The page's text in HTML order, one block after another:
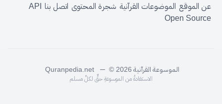
عن الموقع الموضوعات القرآنية شجرة المحتوى اتصل بنا
API
Open Source
الموسوعة القرآنية Quranpedia.net — © 2026
الاستفادةُ من الموسوعةِ حقٌّ لكلِّ مسلم